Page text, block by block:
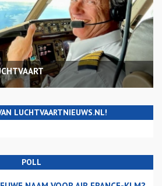
LUCHTVAARTNIEUWS.NL!
POLL